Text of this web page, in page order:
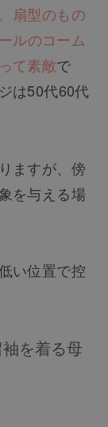
扇型のもの
ルのコーム
て素敵で
は50代60代
ますが、傍
を与える場
い位置で控
を着る母